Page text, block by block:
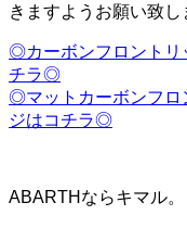
きますようお願い致し
◎カーボンフロントリ
チラ◎
◎マットカーボンフロ
ジはコチラ◎
ABARTHならキマル。